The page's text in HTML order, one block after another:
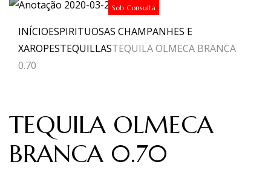
Sob Consulta
INÍCIOESPIRITUOSAS CHAMPANHES E
XAROPESTEQUILLASTEQUILA OLMECA BRANCA
0.70
TEQUILA OLMECA
BRANCA 0.70